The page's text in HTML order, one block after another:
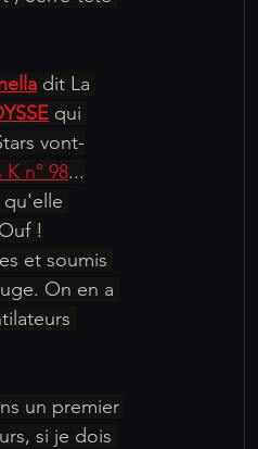
dit La
qui
vont-
n° 98...
qu'elle
!
et soumis
On en a
un premier
si je dois